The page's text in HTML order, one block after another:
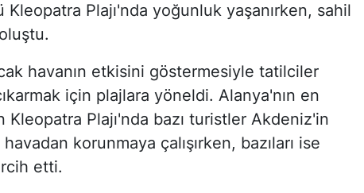
Plajı'nda yoğunluk yaşanırken, sahil
havanın etkisini göstermesiyle tatilciler
için plajlara yöneldi. Alanya'nın en
Kleopatra Plajı'nda bazı turistler Akdeniz'in
korunmaya çalışırken, bazıları ise
etti.